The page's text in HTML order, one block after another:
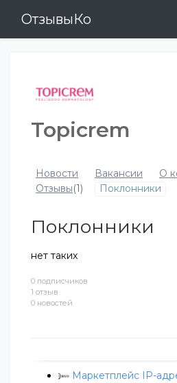
ОтзывыКо
0 подписчиков
1 отзыв
0 новостей
Маркетплейс IP-
Topicrem
Новости Вакансии
О
Отзывы(1) Поклонники
Поклонники
нет таких